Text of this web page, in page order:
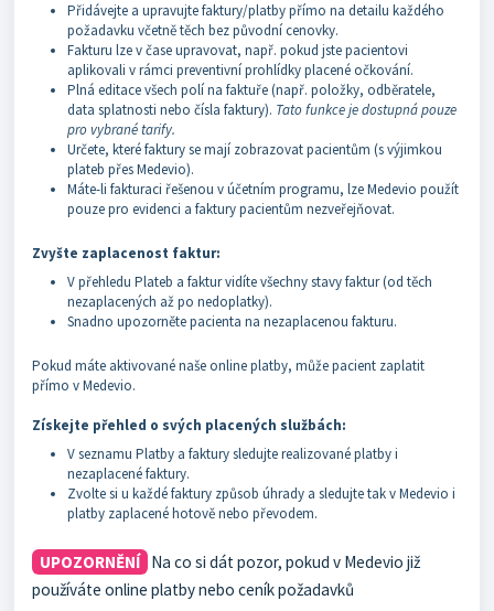
Přidávejte a upravujte faktury/platby přímo na detailu každého
požadavku včetně těch bez původní cenovky.
Fakturu lze v čase upravovat, např. pokud jste pacientovi
aplikovali v rámci preventivní prohlídky placené očkování.
Plná editace všech polí na faktuře (např. položky, odběratele,
data splatnosti nebo čísla faktury). Tato funkce je dostupná pouze
pro vybrané tarify.
Určete, které faktury se mají zobrazovat pacientům (s výjimkou
plateb přes Medevio).
Máte-li fakturaci řešenou v účetním programu, lze Medevio použít
pouze pro evidenci a faktury pacientům nezveřejňovat.
Zvyšte zaplacenost faktur:
V přehledu Plateb a faktur vidíte všechny stavy faktur (od těch
nezaplacených až po nedoplatky).
Snadno upozorněte pacienta na nezaplacenou fakturu.
Pokud máte aktivované naše online platby, může pacient zaplatit
přímo v Medevio.
Získejte přehled o svých placených službách:
V seznamu Platby a faktury sledujte realizované platby i
nezaplacené faktury.
Zvolte si u každé faktury způsob úhrady a sledujte tak v Medevio i
platby zaplacené hotově nebo převodem.
UPOZORNĚNÍ Na co si dát pozor, pokud v Medevio již
používáte online platby nebo ceník požadavků